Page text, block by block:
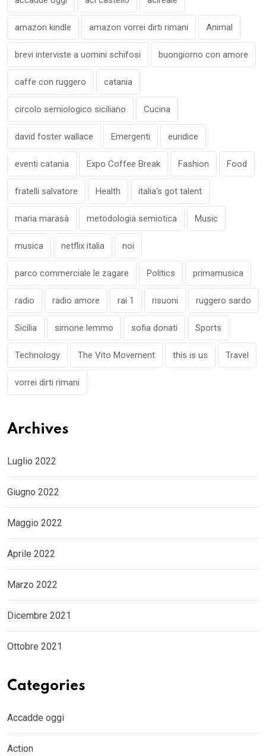
amazon kindle amazon vorrei dirti rimani Animal
brevi interviste a uomini schifosi buongiorno con amore
caffe con ruggero catania
circolo semiologico siciliano Cucina
david foster wallace Emergenti euridice
eventi catania Expo Coffee Break Fashion Food
fratelli salvatore Health italia's got talent
maria marasà metodologia semiotica Music
musica netflix italia noi
parco commerciale le zagare Politics primamusica
radio radio amore rai 1 risuoni ruggero sardo
Sicilia simone lemmo sofia donati Sports
Technology The Vito Movement this is us Travel
vorrei dirti rimani
Archives
Luglio 2022
Giugno 2022
Maggio 2022
Aprile 2022
Marzo 2022
Dicembre 2021
Ottobre 2021
Categories
Accadde oggi
Action